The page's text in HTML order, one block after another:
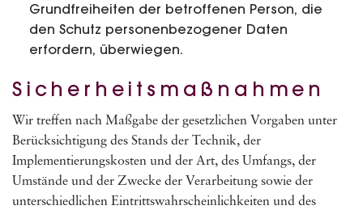
Grundfreiheiten der betroffenen Person, die
den Schutz personenbezogener Daten
erfordern, überwiegen.
Sicherheitsmaßnahmen
Wir treffen nach Maßgabe der gesetzlichen Vorgaben unter
Berücksichtigung des Stands der Technik, der
Implementierungskosten und der Art, des Umfangs, der
Umstände und der Zwecke der Verarbeitung sowie der
unterschiedlichen Eintrittswahrscheinlichkeiten und des